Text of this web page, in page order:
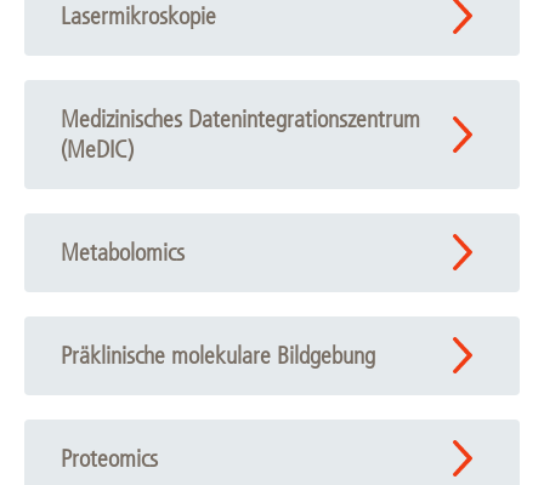
Lasermikroskopie
Medizinisches Datenintegrationszentrum
(MeDIC)
Metabolomics
Präklinische molekulare Bildgebung
Proteomics